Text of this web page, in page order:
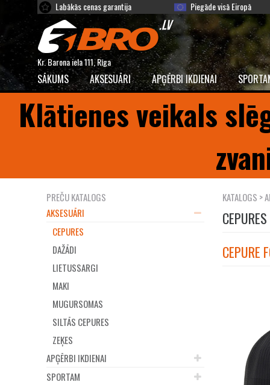
Labākās cenas garantija Piegāde visā Eiropā
Kr. Barona iela 111, Rīga
SĀKUMS AKSESUĀRI APĢĒRBI IKDIENAI
Klātienes veikals
PREČU KATALOGS
AKSESUĀRI
CEPURES
DAŽĀDI
LIETUSSARGI
MAKI
MUGURSOMAS
SILTĀS CEPURES
ZEĶES
APĢĒRBI IKDIENAI
SPORTAM
KATALOGS >
CEPURES
CEPURE